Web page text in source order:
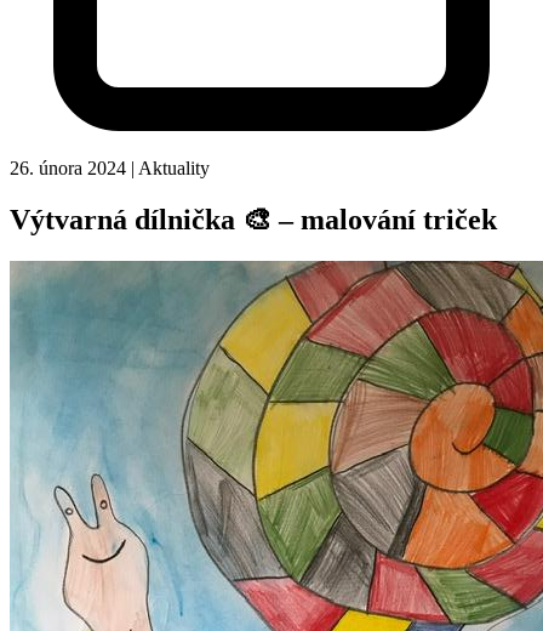
26. února 2024 | Aktuality
Výtvarná dílnička 🎨 – malování triček